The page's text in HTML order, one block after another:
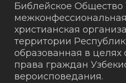
Библейское Общество
христианская
территории
образованная в целях
права граждан
вероисповедания.